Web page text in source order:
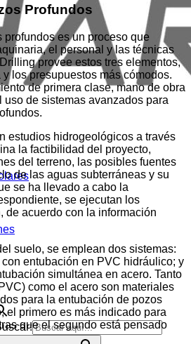
Profundos
profundos es un proceso que
el personal y las técnicas
provee estos tres elementos,
los presupuestos más cómodos.
de primera clase, mano de obra
de sistemas avanzados para
estudios hidrogeológicos a través
la factibilidad del proyecto,
del terreno, las posibles fuentes
de las aguas subterráneas y su
se ha llevado a cabo la
se ejecutan los
de acuerdo con la información
suelo, se emplean dos sistemas:
entubación en PVC hidráulico; y
simultánea en acero. Tanto
como el acero son materiales
para la entubación de pozos
el primero es más indicado para
que el segundo está pensado